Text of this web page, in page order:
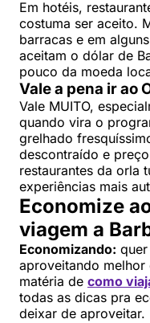
Em hotéis,
costuma ser aceito.
barracas e em
aceitam o dólar de
pouco da moeda
Vale a pena ir ao
Vale MUITO,
quando vira o
grelhado
descontraído e
restaurantes da orla
experiências mais
Economize
viagem a
Economizando:
aproveitando melhor
matéria de como
todas as dicas pra
deixar de aproveitar.